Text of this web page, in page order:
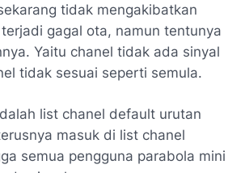
tidak mengakibatkan
gagal ota, namun tentunya
Yaitu chanel tidak ada sinyal
tidak sesuai seperti semula.
list chanel default urutan
masuk di list chanel
semua pengguna parabola mini